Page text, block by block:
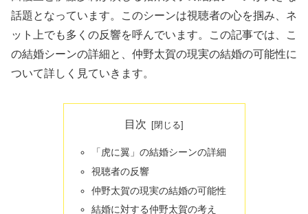
話題となっています。このシーンは視聴者の心を掴み、ネ
ット上でも多くの反響を呼んでいます。この記事では、こ
の結婚シーンの詳細と、仲野太賀の現実の結婚の可能性に
ついて詳しく見ていきます。
目次
「虎に翼」の結婚シーンの詳細
視聴者の反響
仲野太賀の現実の結婚の可能性
結婚に対する仲野太賀の考え